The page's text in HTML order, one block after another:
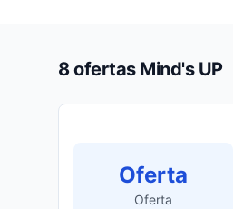
8 ofertas Mind's UP
Oferta
Oferta